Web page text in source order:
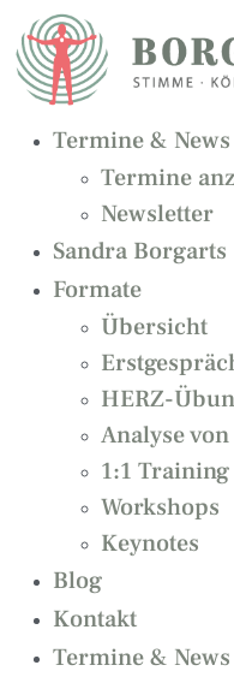
Inhalt
springen
Termine & News
Termine
Newsletter
Sandra Borgarts
Formate
Übersicht
HERZ-
Analyse
1:1 Training
Workshops
Keynotes
Blog
Kontakt
Termine & News